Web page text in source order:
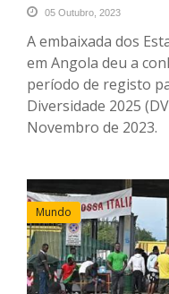
05 Outubro, 2023
A embaixada dos
em Angola deu a
período de registo
Diversidade 2025
Novembro de 2023.
Mundo